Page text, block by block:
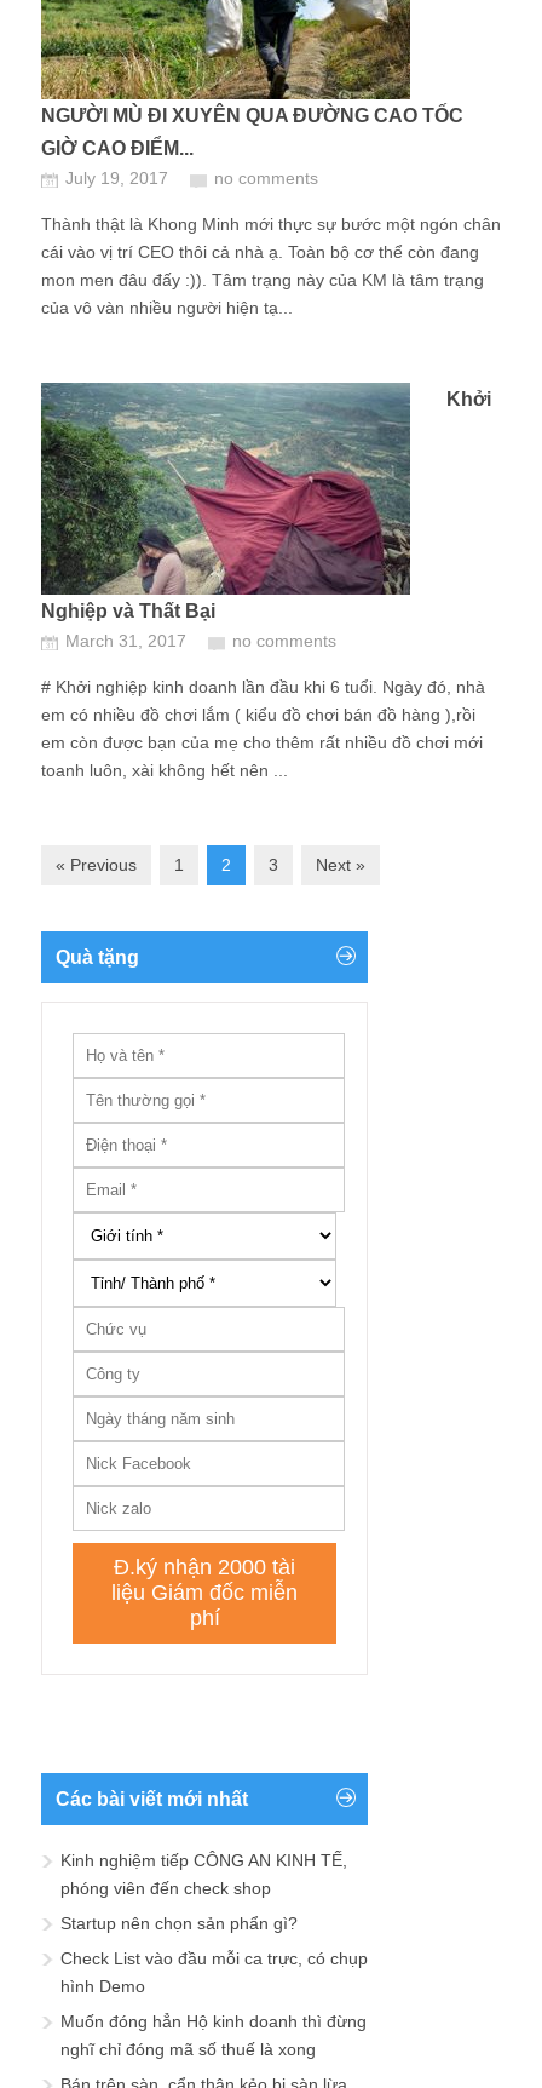
NGƯỜI MÙ ĐI XUYÊN QUA ĐƯỜNG CAO TỐC
GIỜ CAO ĐIỂM...
July 19, 2017 no comments
Thành thật là Khong Minh mới thực sự bước một ngón chân
cái vào vị trí CEO thôi cả nhà ạ. Toàn bộ cơ thể còn đang
mon men đâu đấy :)). Tâm trạng này của KM là tâm trạng
của vô vàn nhiều người hiện tạ...
Khởi
Nghiệp và Thất Bại
March 31, 2017 no comments
# Khởi nghiệp kinh doanh lần đầu khi 6 tuổi. Ngày đó, nhà
em có nhiều đồ chơi lắm ( kiểu đồ chơi bán đồ hàng ),rồi
em còn được bạn của mẹ cho thêm rất nhiều đồ chơi mới
toanh luôn, xài không hết nên ...
« Previous 1 2 3 Next »
Quà tặng
Các bài viết mới nhất
Kinh nghiệm tiếp CÔNG AN KINH TẾ,
phóng viên đến check shop
Startup nên chọn sản phẩn gì?
Check List vào đầu mỗi ca trực, có chụp
hình Demo
Muốn đóng hẳn Hộ kinh doanh thì đừng
nghĩ chỉ đóng mã số thuế là xong